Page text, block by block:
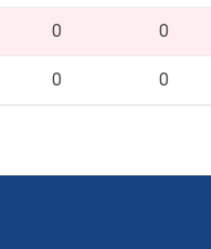
0 0
0 0